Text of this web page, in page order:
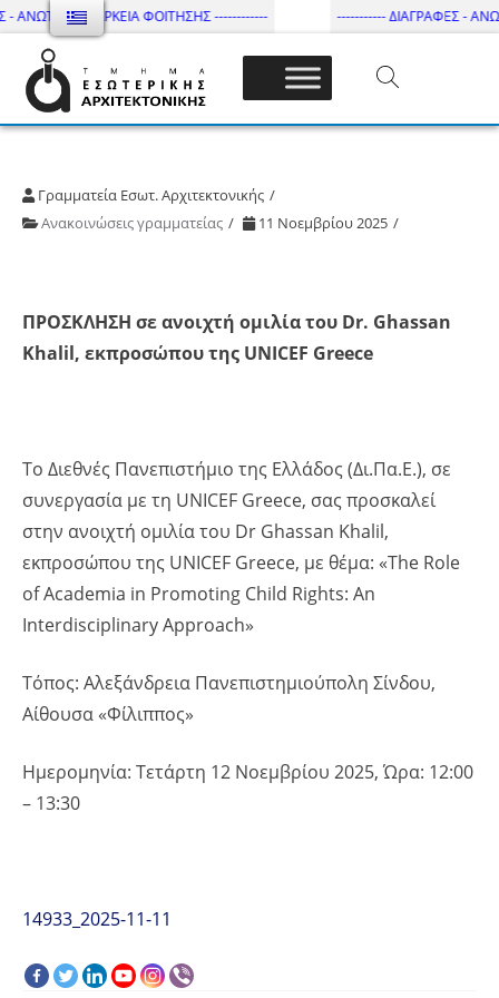
ΑΝΩΤΑΤΗ ΔΙΑΡΚΕΙΑ ΦΟΙΤΗΣΗΣ ------------ ----------- ΔΙΑΓΡΑΦΕΣ -
Τμήμα Εσωτ. Αρχιτεκτονικής – ΔΙ.ΠΑ.Ε
Γραμματεία Εσωτ. Αρχιτεκτονικής
Ανακοινώσεις γραμματείας
11 Νοεμβρίου 2025
ΠΡΟΣΚΛΗΣΗ σε ανοιχτή ομιλία του Dr. Ghassan
Khalil, εκπροσώπου της UNICEF Greece
Το Διεθνές Πανεπιστήμιο της Ελλάδος (Δι.Πα.Ε.), σε
συνεργασία με τη UNICEF Greece, σας προσκαλεί
στην ανοιχτή ομιλία του Dr Ghassan Khalil,
εκπροσώπου της UNICEF Greece, με θέμα: «The Role
of Academia in Promoting Child Rights: An
Interdisciplinary Approach»
Τόπος: Αλεξάνδρεια Πανεπιστημιούπολη Σίνδου,
Αίθουσα «Φίλιππος»
Ημερομηνία: Τετάρτη 12 Νοεμβρίου 2025, Ώρα: 12:00
– 13:30
14933_2025-11-11